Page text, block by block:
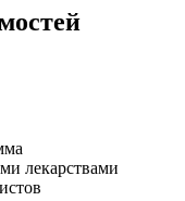
лекарствами